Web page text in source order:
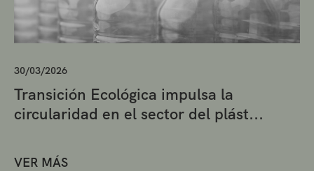
30/03/2026
Transición Ecológica impulsa la
circularidad en el sector del plást...
VER MÁS